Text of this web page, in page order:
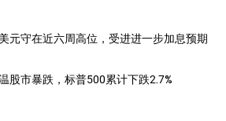
元守在近六周高位，受进进一步加息预期
股市暴跌，标普500累计下跌2.7%